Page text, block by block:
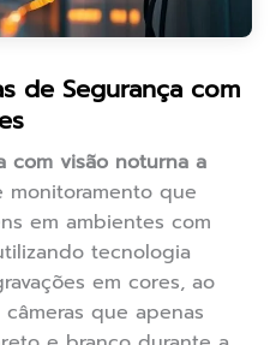
de Segurança com
com visão noturna a
monitoramento que
em ambientes com
tecnologia
em cores, ao
que apenas